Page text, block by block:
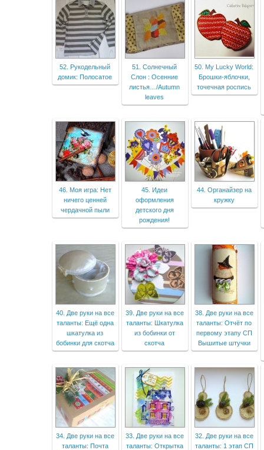
52. Рукодельный
домик: Полосатое
51. Солнечный
Слон : Осенние
листья…/Autumn
leaves
50. My Lucky World:
Брошки-яблочки,
точечная роспись
46. Моя игра: Нет
ничего ценней
чердачной пыли
45. Идеи
оформления
детского дня
рождения!
44. Органайзер на
кружку
40. Две руки на все
таланты: Ещё одна
шкатулка из
бобинки для скотча
39. Две руки на все
таланты: Шкатулка
из бобинки от
скотча
38. Две руки на все
таланты: Отчёт по
первому этапу СП
Вышитые штучки
34. Две руки на все
таланты: Почта
33. Две руки на все
таланты: Открытка
32. Две руки на все
таланты: 1 этап СП